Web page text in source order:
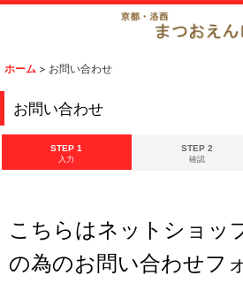
ホーム > お問い合わせ
お問い合わせ
STEP 1
入力
STEP 2
確認
こちらはネットショッ
の為のお問い合わせフ